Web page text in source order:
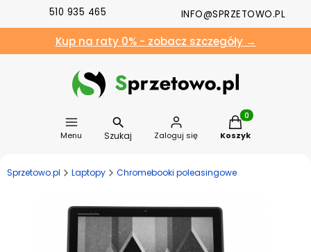
510 935 465 INFO@SPRZETOWO.PL
Kup na raty 0% - zobacz szczegóły →
Menu Szukaj Zaloguj się
Produkty w
Koszyk
Sprzetowo.pl Laptopy Chromebooki poleasingowe